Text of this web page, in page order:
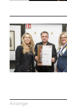
Anzeige